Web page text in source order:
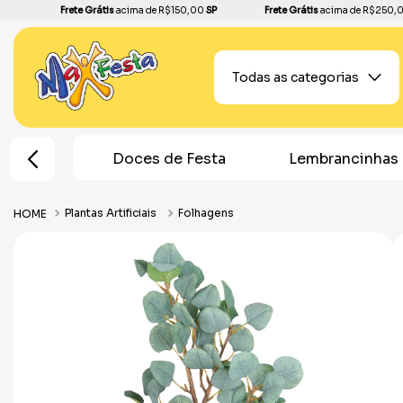
Frete Grátisacima de R$150,00 SP Frete Grátisacima de
Todas as categorias
de Festa Lembrancinhas Topos
Plantas Artificiais Folhagens